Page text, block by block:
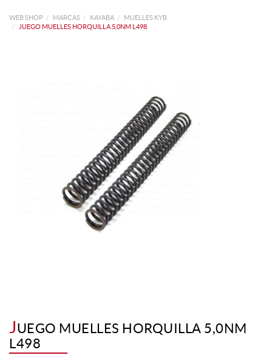
WEB SHOP MARCAS KAYABA
MUELLES KYB
JUEGO MUELLES HORQUILLA 5,0NM L498
JUEGO MUELLES HORQUILLA 5,0NM
L498